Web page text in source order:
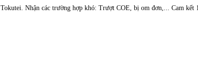
Nhận các trường hợp khó: Trượt COE, bị om đơn,... Cam kết